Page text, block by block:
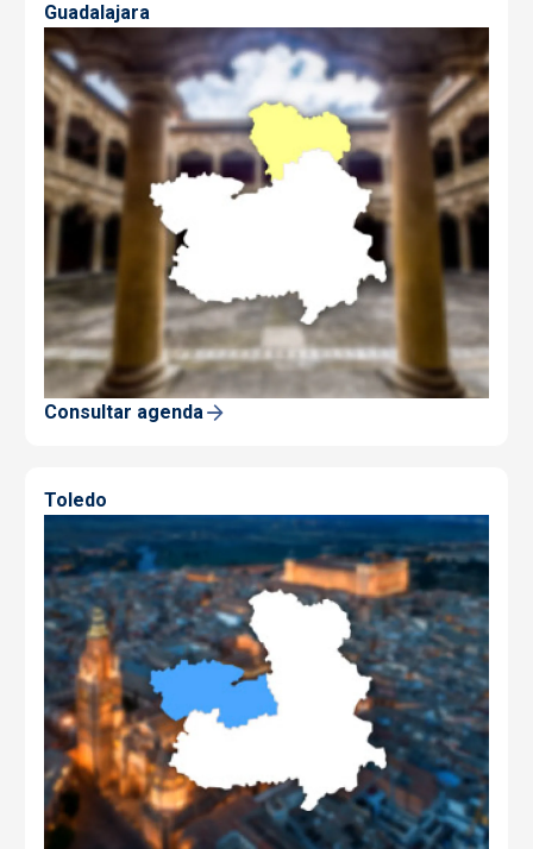
Guadalajara
Consultar agenda
Toledo